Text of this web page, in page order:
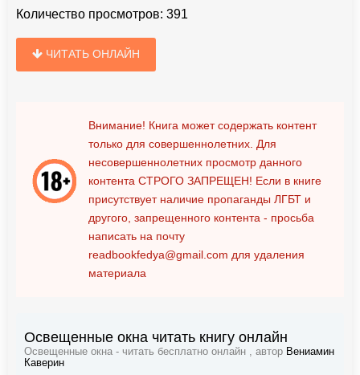
Количество просмотров: 391
ЧИТАТЬ ОНЛАЙН
Внимание! Книга может содержать контент
только для совершеннолетних. Для
несовершеннолетних просмотр данного
контента СТРОГО ЗАПРЕЩЕН! Если в книге
присутствует наличие пропаганды ЛГБТ и
другого, запрещенного контента - просьба
написать на почту
readbookfedya@gmail.com для удаления
материала
Освещенные окна читать книгу онлайн
Освещенные окна - читать бесплатно онлайн , автор Вениамин
Каверин